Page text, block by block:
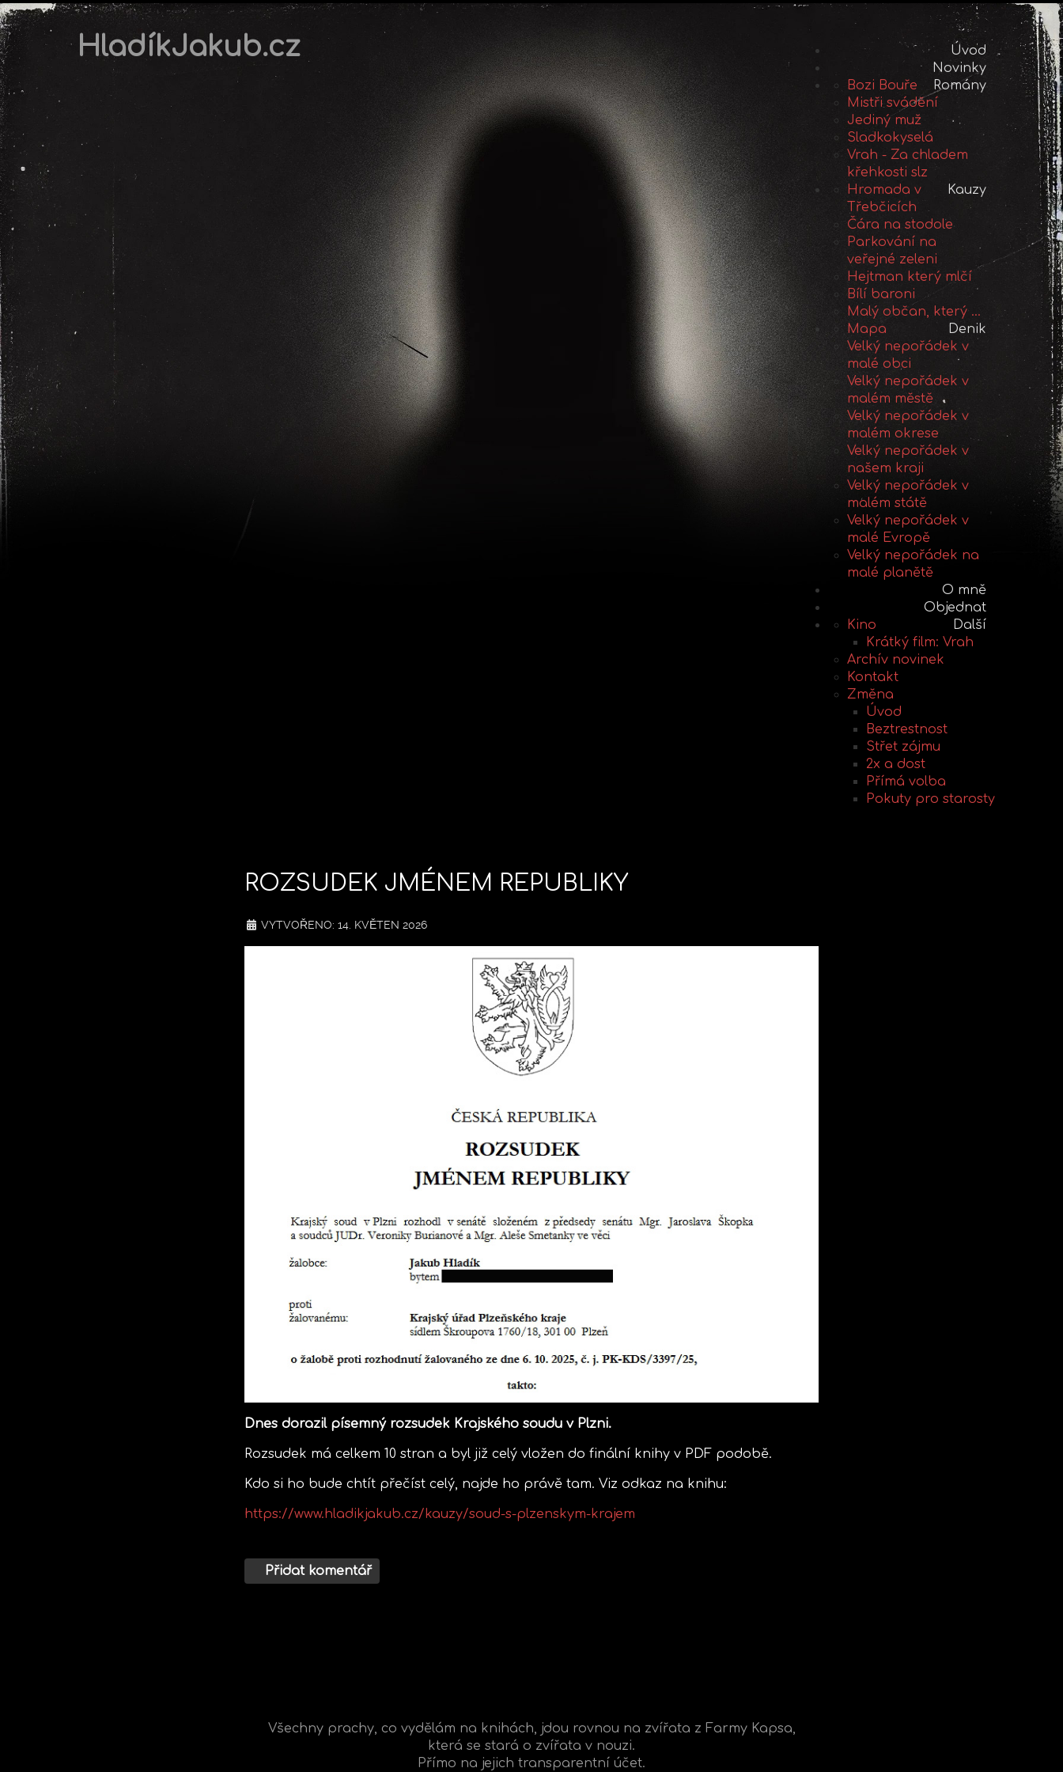
HladíkJakub.cz
Úvod
Novinky
Romány
Bozi Bouře
Mistři svádění
Jediný muž
Sladkokyselá
Vrah - Za chladem
křehkosti slz
Kauzy
Hromada v
Třebčicích
Čára na stodole
Parkování na
veřejné zeleni
Hejtman který mlčí
Bílí baroni
Malý občan, který ...
Denik
Mapa
Velký nepořádek v
malé obci
Velký nepořádek v
malém městě
Velký nepořádek v
malém okrese
Velký nepořádek v
našem kraji
Velký nepořádek v
malém státě
Velký nepořádek v
malé Evropě
Velký nepořádek na
malé planětě
O mně
Objednat
Další
Kino
Krátký film: Vrah
Archív novinek
Kontakt
Změna
Úvod
Beztrestnost
Střet zájmu
2x a dost
Přímá volba
Pokuty pro starosty
ROZSUDEK JMÉNEM REPUBLIKY
VYTVOŘENO: 14. KVĚTEN 2026
Dnes dorazil písemný rozsudek Krajského soudu v Plzni.
Rozsudek má celkem 10 stran a byl již celý vložen do finální knihy v PDF podobě.
Kdo si ho bude chtít přečíst celý, najde ho právě tam. Viz odkaz na knihu:
https://www.hladikjakub.cz/kauzy/soud-s-plzenskym-krajem
Přidat komentář
Všechny prachy, co vydělám na knihách, jdou rovnou na zvířata z Farmy Kapsa,
která se stará o zvířata v nouzi.
Přímo na jejich transparentní účet.